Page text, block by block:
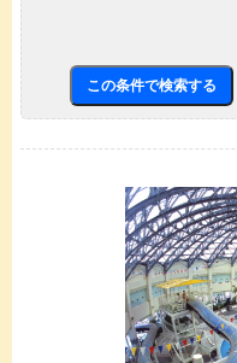
この条件で検索する